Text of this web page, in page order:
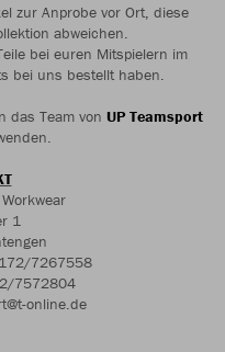
zur Anprobe vor Ort, diese
abweichen.
bei euren Mitspielern im
bei uns bestellt haben.
das Team von UP Teamsport
1
7267558
7572804
online.de